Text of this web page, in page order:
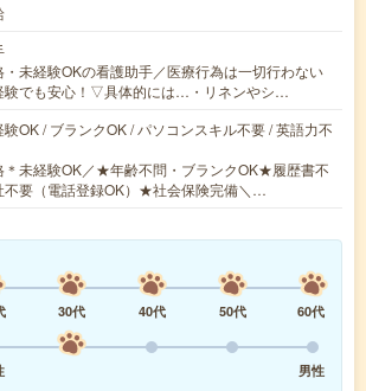
・未経験OKの看護助手／医療行為は一切行わない
験でも安心！▽具体的には…・リネンやシ…
OK / ブランクOK / パソコンスキル不要 / 英語力不
＊未経験OK／★年齢不問・ブランクOK★履歴書不
不要（電話登録OK）★社会保険完備＼…
30代 40代 50代
60代
男性